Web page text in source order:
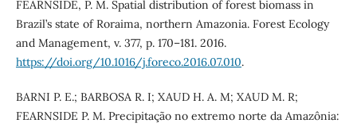
FEARNSIDE, P. M. Spatial distribution of forest biomass in
Brazil’s state of Roraima, northern Amazonia. Forest Ecology
and Management, v. 377, p. 170–181. 2016.
https://doi.org/10.1016/j.foreco.2016.07.010.
BARNI P. E.; BARBOSA R. I; XAUD H. A. M; XAUD M. R;
FEARNSIDE P. M. Precipitação no extremo norte da Amazônia: